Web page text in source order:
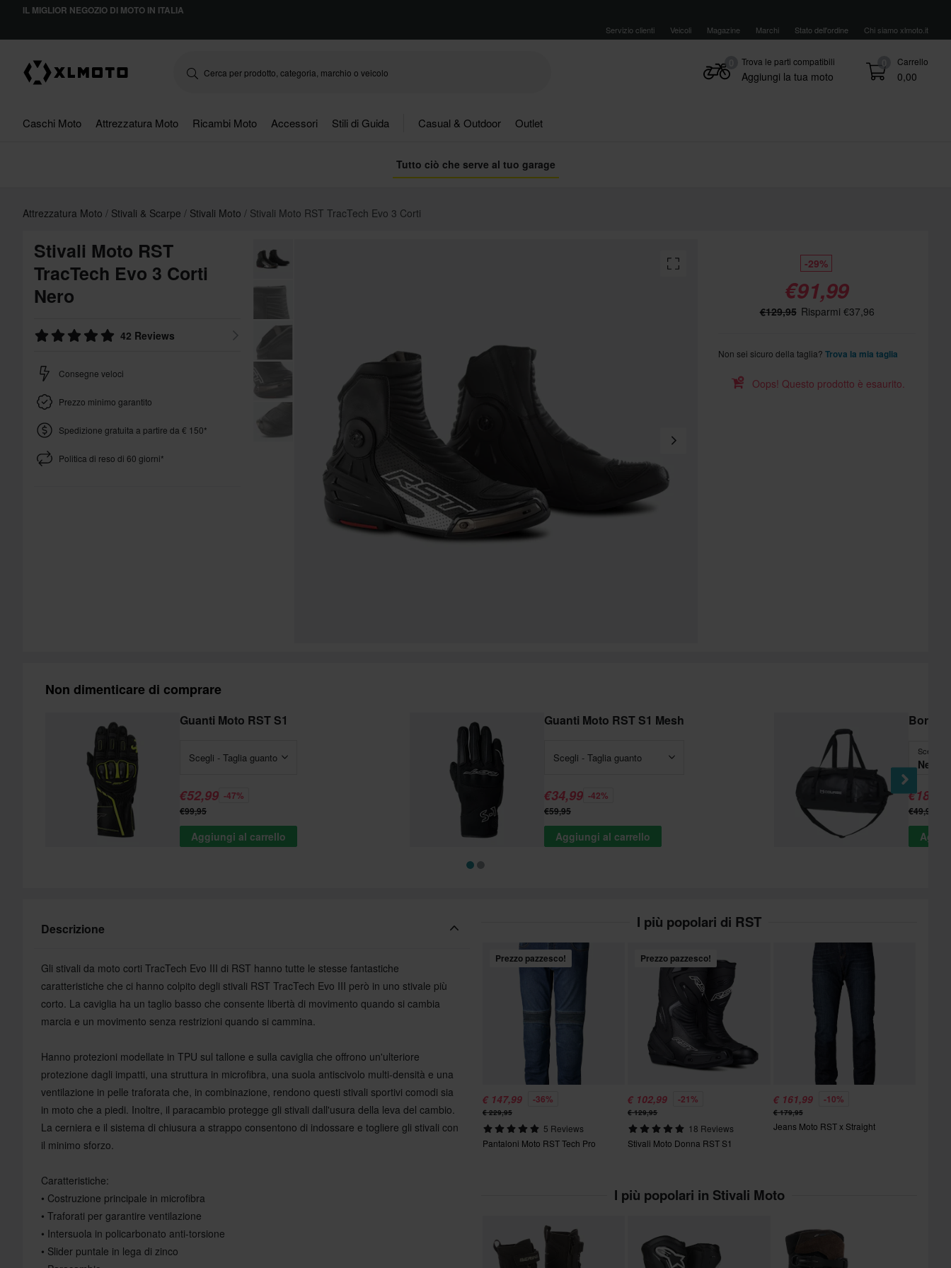
IL MIGLIOR NEGOZIO DI MOTO IN ITALIA
Servizio clienti Veicoli Magazine Marchi Stato dell'ordine Chi siamo xlmoto.it
0 Carrello
0,00
Trova le parti compatibili
Aggiungi la tua moto
Caschi Moto Attrezzatura Moto Ricambi Moto Accessori Stili di Guida Casual & Outdoor Outlet
Tutto ciò che serve al tuo garage
Attrezzatura Moto Stivali & Scarpe Stivali Moto Stivali Moto RST TracTech Evo 3 Corti
Stivali Moto RST
TracTech Evo 3 Corti
Nero
42 Reviews
Consegne veloci
Prezzo minimo garantito
Spedizione gratuita a partire da € 150*
Politica di reso di 60 giorni*
-29%
€91,99
€129,95 Risparmi €37,96
Non sei sicuro della taglia? Trova la mia taglia
Oops! Questo prodotto è esaurito.
Non dimenticare di comprare
Guanti Moto RST S1
Scegli - Taglia guanto
€52,99 -47%
€99,95
Aggiungi al carrello
Guanti Moto RST S1 Mesh
Scegli - Taglia guanto
€34,99 -42%
€59,95
Aggiungi al carrello
Borsa
Scegli -
Nero/
€18,99
€49,99
Descrizione
Gli stivali da moto corti TracTech Evo III di RST hanno tutte le stesse fantastiche
caratteristiche che ci hanno colpito degli stivali RST TracTech Evo III però in uno stivale più
corto. La caviglia ha un taglio basso che consente libertà di movimento quando si cambia
marcia e un movimento senza restrizioni quando si cammina.
Hanno protezioni modellate in TPU sul tallone e sulla caviglia che offrono un'ulteriore
protezione dagli impatti, una struttura in microfibra, una suola antiscivolo multi-densità e una
ventilazione in pelle traforata che, in combinazione, rendono questi stivali sportivi comodi sia
in moto che a piedi. Inoltre, il paracambio protegge gli stivali dall'usura della leva del cambio.
La cerniera e il sistema di chiusura a strappo consentono di indossare e togliere gli stivali con
il minimo sforzo.
Caratteristiche:
• Costruzione principale in microfibra
• Traforati per garantire ventilazione
• Intersuola in policarbonato anti-torsione
• Slider puntale in lega di zinco
I più popolari di RST
Prezzo pazzesco!
€ 147,99 -36%
€ 229,95
5 Reviews
Pantaloni Moto RST Tech Pro
Prezzo pazzesco!
€ 102,99 -21%
€ 129,95
18 Reviews
Stivali Moto Donna RST S1
€ 161,99 -10%
€ 179,95
Jeans Moto RST x Straight
I più popolari in Stivali Moto